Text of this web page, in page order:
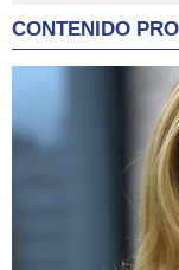
CONTENIDO